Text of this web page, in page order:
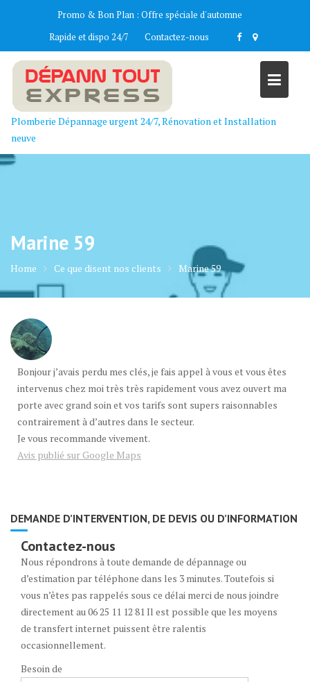
Promo & Bon Plan : Offre spéciale d'automne
Rapide et dispo 24/7
Contactez-nous
Plomberie Dépannage urgent 24/7, Rénovation et Installation
neuve
Marine 59
Home Ce que disent nos clients Marine 59
Bonjour j’avais perdu mes clés, je fais appel à vous et vous êtes
intervenus chez moi très très rapidement vous avez ouvert ma
porte avec grand soin et vos tarifs sont supers raisonnables
contrairement à d’autres dans le secteur.
Je vous recommande vivement.
Avis publié sur Google Maps
DEMANDE D’INTERVENTION, DE DEVIS OU D’INFORMATION
Contactez-nous
Nous répondrons à toute demande de dépannage ou
d’estimation par téléphone dans les 3 minutes. Toutefois si
vous n’êtes pas rappelés sous ce délai merci de nous joindre
directement au 06 25 11 12 81 Il est possible que les moyens
de transfert internet puissent être ralentis
occasionnellement.
Besoin de